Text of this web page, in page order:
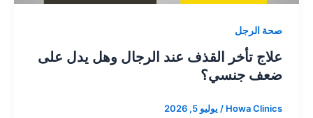
صحة الرجل
علاج تأخر القذف عند الرجال وهل يدل على
ضعف جنسي؟
Howa Clinics
/ يوليو 5, 2026